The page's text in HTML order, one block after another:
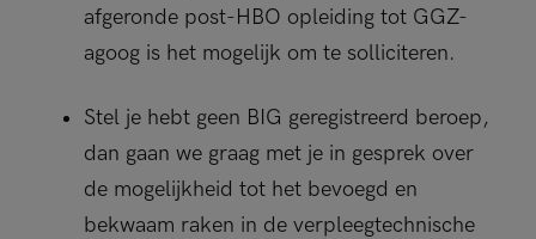
afgeronde post-HBO opleiding tot GGZ-
agoog is het mogelijk om te solliciteren.
Stel je hebt geen BIG geregistreerd beroep,
dan gaan we graag met je in gesprek over
de mogelijkheid tot het bevoegd en
bekwaam raken in de verpleegtechnische